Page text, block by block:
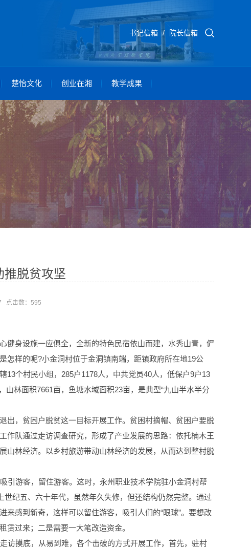
书记信箱 / 院长信箱
楚怡文化 创业在湘 教学成果
推脱贫攻坚
击数： 595
健身设施一应俱全，全新的特色民宿依山而建，水秀山青，俨
怎样的呢?小金洞村位于金洞镇南端，距镇政府所在地19公
个村民小组，285户1178人，中共党员40人，低保户9户13
林面积7661亩，鱼塘水域面积23亩，是典型“九山半水半分
出，贫困户脱贫这一目标开展工作。贫困村摘帽、贫困户要脱
作队通过走访调查研究，形成了产业发展的思路：依托楠木王
山林经济。以乡村旅游带动山林经济的发展，从而达到整村脱
引游客，留住游客。这时，永州职业技术学院驻小金洞村帮
纪五、六十年代，虽然年久失修，但还结构仍然完整。通过
感到新奇，这样可以留住游客，吸引人们的“眼球”。要想改
过来；二是需要一大笔改造资金。
访摸底，从易到难，各个击破的方式开展工作，首先，驻村